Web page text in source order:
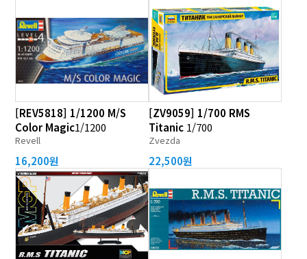
[REV5818] 1/1200 M/S
Color Magic1/1200
Revell
16,200원
[ZV9059] 1/700 RMS
Titanic 1/700
Zvezda
22,500원